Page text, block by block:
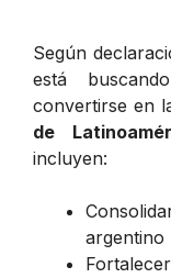
Según
está
convertirse en
de
incluyen:
argentino